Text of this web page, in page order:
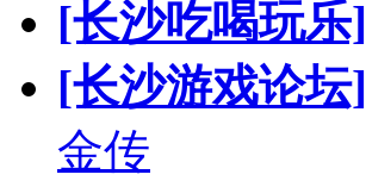
[长沙吃喝玩乐]
[长沙游戏论坛]
金传